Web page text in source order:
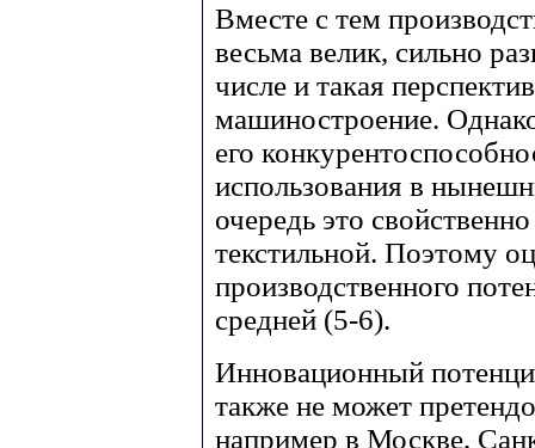
Вместе с тем
весьма велик, сильно
числе и такая
машиностроение.
его
использования в
очередь это
текстильной. Поэтому
производственного
средней (5-6).
Инновационный
также не может
например в Москве,